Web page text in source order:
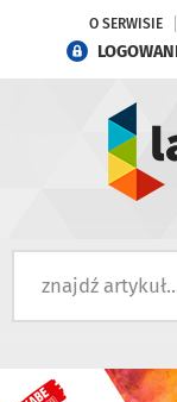
O SERWISIE